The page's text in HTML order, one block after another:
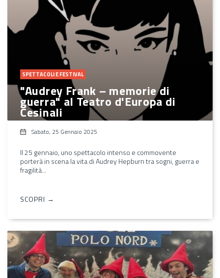
SPETTACOLI E FESTIVAL
"Audrey Frank – memorie di
guerra" al Teatro d'Europa di
Cesinali
Sabato, 25 Gennaio 2025
Il 25 gennaio, uno spettacolo intenso e commovente
porterà in scena la vita di Audrey Hepburn tra sogni, guerra e
fragilità...
SCOPRI →